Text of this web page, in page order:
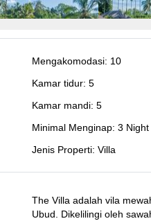
Mengakomodasi: 10
Kamar tidur: 5
Kamar mandi: 5
Minimal Menginap: 3 Night
Jenis Properti: Villa
The Villa adalah vila
Ubud. Dikelilingi oleh